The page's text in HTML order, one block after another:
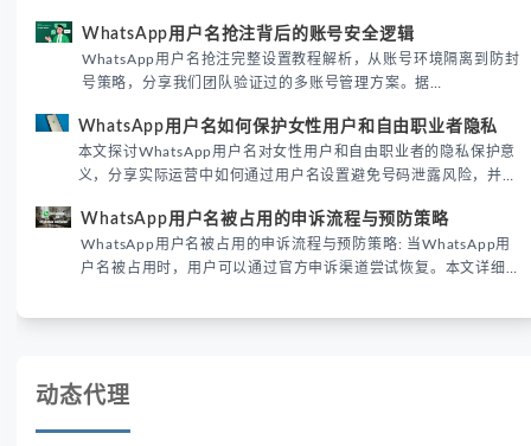
际差异，帮助团队优化WhatsApp营销策略。
WhatsApp用户名抢注背后的账号安全逻辑
WhatsApp用户名抢注完整设置教程解析，从账号环境隔离到防封
号策略，分享我们团队验证过的多账号管理方案。据
性直接影响转化率。
WhatsApp用户名如何保护女性用户和自由职业者隐私
本文探讨WhatsApp用户名对女性用户和自由职业者的隐私保护意
义，分享实际运营中如何通过用户名设置避免号码泄露风险，并提
已成为全球数字沟通的首要考量。
WhatsApp用户名被占用的申诉流程与预防策略
WhatsApp用户名被占用的申诉流程与预防策略: 当WhatsApp用
户名被占用时，用户可以通过官方申诉渠道尝试恢复。本文详细解
账号安全。
动态代理